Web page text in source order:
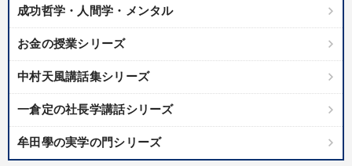
キーワード
ランチェスター戦略
生産性向上 成功哲学
※「更新」を押すと「テーマ」「キーワード」を更新いただけます。
成功哲学・人間学・メンタル
お金の授業シリーズ
中村天風講話集シリーズ
一倉定の社長学講話シリーズ
牟田學の実学の門シリーズ